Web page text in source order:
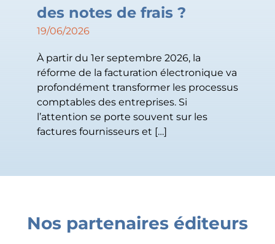
des notes de frais ?
19/06/2026
À partir du 1er septembre 2026, la
réforme de la facturation électronique va
profondément transformer les processus
comptables des entreprises. Si
l’attention se porte souvent sur les
factures fournisseurs et […]
Nos partenaires éditeurs